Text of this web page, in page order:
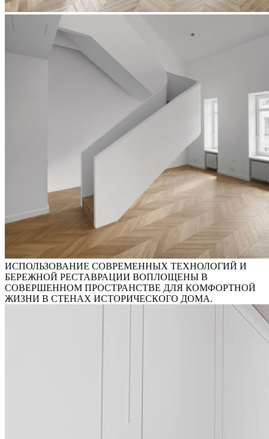
ИСПОЛЬЗОВАНИЕ СОВРЕМЕННЫХ ТЕХНОЛОГИЙ И
БЕРЕЖНОЙ РЕСТАВРАЦИИ ВОПЛОЩЕНЫ В
СОВЕРШЕННОМ ПРОСТРАНСТВЕ ДЛЯ КОМФОРТНОЙ
ЖИЗНИ В СТЕНАХ ИСТОРИЧЕСКОГО ДОМА.